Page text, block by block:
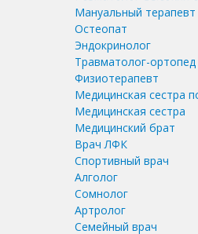
Мануальный терапевт
Остеопат
Эндокринолог
Травматолог-ортопед
Физиотерапевт
Медицинская сестра
Медицинская сестра
Медицинский брат
Врач ЛФК
Спортивный врач
Алголог
Сомнолог
Артролог
Семейный врач